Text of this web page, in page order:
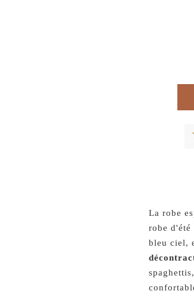
La robe
robe d'été
bleu ciel,